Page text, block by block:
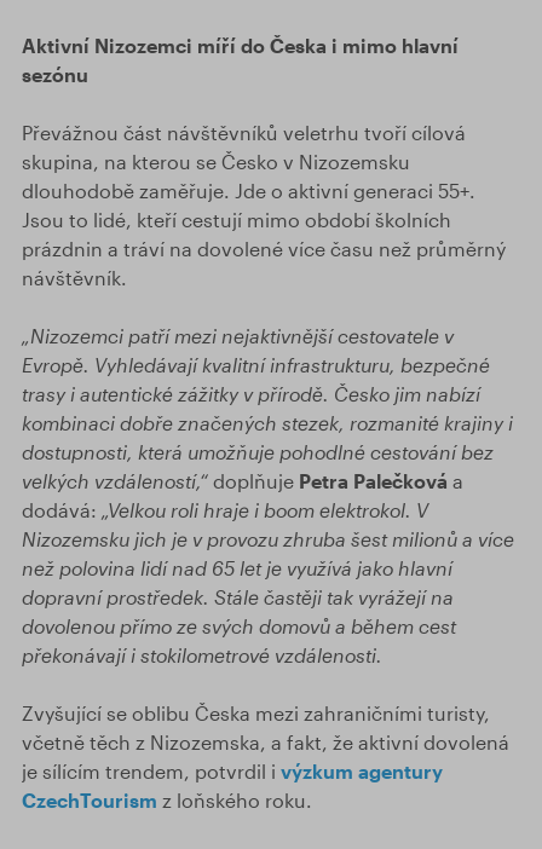
Aktivní Nizozemci míří do Česka i mimo hlavní
sezónu
Převážnou část návštěvníků veletrhu tvoří cílová
skupina, na kterou se Česko v Nizozemsku
dlouhodobě zaměřuje. Jde o aktivní generaci 55+.
Jsou to lidé, kteří cestují mimo období školních
prázdnin a tráví na dovolené více času než průměrný
návštěvník.
„Nizozemci patří mezi nejaktivnější cestovatele v
Evropě. Vyhledávají kvalitní infrastrukturu, bezpečné
trasy i autentické zážitky v přírodě. Česko jim nabízí
kombinaci dobře značených stezek, rozmanité krajiny i
dostupnosti, která umožňuje pohodlné cestování bez
velkých vzdáleností,“ doplňuje Petra Palečková a
dodává: „Velkou roli hraje i boom elektrokol. V
Nizozemsku jich je v provozu zhruba šest milionů a více
než polovina lidí nad 65 let je využívá jako hlavní
dopravní prostředek. Stále častěji tak vyrážejí na
dovolenou přímo ze svých domovů a během cest
překonávají i stokilometrové vzdálenosti.
Zvyšující se oblibu Česka mezi zahraničními turisty,
včetně těch z Nizozemska, a fakt, že aktivní dovolená
je sílícím trendem, potvrdil i výzkum agentury
CzechTourism z loňského roku.